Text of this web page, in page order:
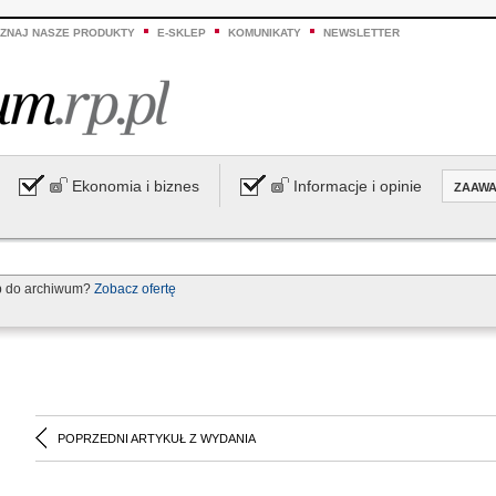
NASZE PRODUKTY E-SKLEP KOMUNIKATY NEWSLETTER
Ekonomia i biznes Informacje i opinie
do archiwum? Zobacz ofertę
POPRZEDNI ARTYKUŁ Z WYDANIA